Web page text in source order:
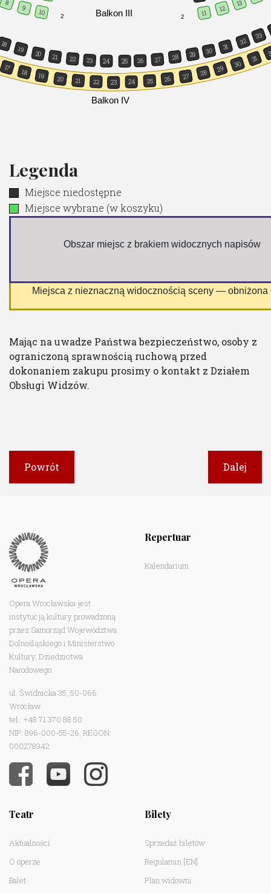
2
2
Balkon IV
Balkon III
8
9 10
18
19
17
18
20 21
19 20
22 23
21
24 25
22
26
24
11
23
27 28
25
12
29
26
13
30
27
31
28
32
29
33
30
31
Legenda
Miejsce niedostępne
Miejsce wybrane (w koszyku)
Obszar miejsc z brakiem widocznych napisów
Miejsca z nieznaczną widocznością sceny — obniżona
Mając na uwadze Państwa bezpieczeństwo, osoby z
ograniczoną sprawnością ruchową przed
dokonaniem zakupu prosimy o kontakt z Działem
Obsługi Widzów.
Powrót Dalej
Opera Wrocławska jest
instytucją kultury prowadzoną
przez Samorząd Województwa
Dolnośląskiego i Ministerstwo
Kultury, Dziedzictwa
Narodowego.
ul. Świdnicka 35, 50-066
Wrocław
tel.: +48 71 370 88 50
NIP: 896-000-55-26, REGON:
000278942
Repertuar
Kalendarium
Teatr
Aktualności
O operze
Balet
Bilety
Sprzedaż biletów
Regulamin [EN]
Plan widowni